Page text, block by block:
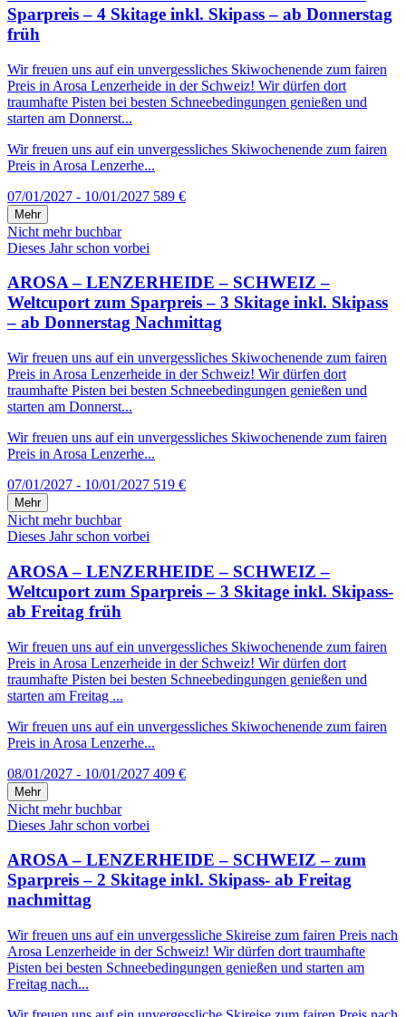
Sparpreis – 4 Skitage inkl. Skipass – ab Donnerstag
früh
Wir freuen uns auf ein unvergessliches Skiwochenende zum fairen
Preis in Arosa Lenzerheide in der Schweiz! Wir dürfen dort
traumhafte Pisten bei besten Schneebedingungen genießen und
starten am Donnerst...
Wir freuen uns auf ein unvergessliches Skiwochenende zum fairen
Preis in Arosa Lenzerhe...
07/01/2027 - 10/01/2027 589 €
Mehr
Nicht mehr buchbar
Dieses Jahr schon vorbei
AROSA – LENZERHEIDE – SCHWEIZ –
Weltcuport zum Sparpreis – 3 Skitage inkl. Skipass
– ab Donnerstag Nachmittag
Wir freuen uns auf ein unvergessliches Skiwochenende zum fairen
Preis in Arosa Lenzerheide in der Schweiz! Wir dürfen dort
traumhafte Pisten bei besten Schneebedingungen genießen und
starten am Donnerst...
Wir freuen uns auf ein unvergessliches Skiwochenende zum fairen
Preis in Arosa Lenzerhe...
07/01/2027 - 10/01/2027 519 €
Mehr
Nicht mehr buchbar
Dieses Jahr schon vorbei
AROSA – LENZERHEIDE – SCHWEIZ –
Weltcuport zum Sparpreis – 3 Skitage inkl. Skipass-
ab Freitag früh
Wir freuen uns auf ein unvergessliches Skiwochenende zum fairen
Preis in Arosa Lenzerheide in der Schweiz! Wir dürfen dort
traumhafte Pisten bei besten Schneebedingungen genießen und
starten am Freitag ...
Wir freuen uns auf ein unvergessliches Skiwochenende zum fairen
Preis in Arosa Lenzerhe...
08/01/2027 - 10/01/2027 409 €
Mehr
Nicht mehr buchbar
Dieses Jahr schon vorbei
AROSA – LENZERHEIDE – SCHWEIZ – zum
Sparpreis – 2 Skitage inkl. Skipass- ab Freitag
nachmittag
Wir freuen uns auf ein unvergessliche Skireise zum fairen Preis nach
Arosa Lenzerheide in der Schweiz! Wir dürfen dort traumhafte
Pisten bei besten Schneebedingungen genießen und starten am
Freitag nach...